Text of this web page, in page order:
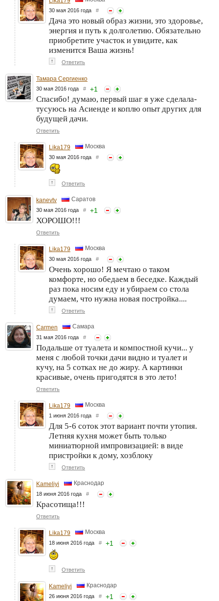
30 мая 2016 года #
Дача это новый образ жизни, это здоровье,
энергия и путь к долголетию. Обязательно
приобретите участок и увидите, как
изменится Ваша жизнь!
↑ Ответить
Тамара Сергиенко
30 мая 2016 года # +1
Спасибо! думаю, первый шаг я уже сделала-
тусуюсь на Асиенде и коплю опыт других для
будущей дачи.
Ответить
Lika179 Москва
30 мая 2016 года #
↑ Ответить
kanevtv Саратов
30 мая 2016 года # +1
ХОРОШО!!!
Ответить
Lika179 Москва
30 мая 2016 года #
Очень хорошо! Я мечтаю о таком
комфорте, но обедаем в беседке. Каждый
раз пока носим еду и убираем со стола
думаем, что нужна новая постройка....
↑ Ответить
Carmen Самара
31 мая 2016 года #
Подальше от туалета и компостной кучи... у
меня с любой точки дачи видно и туалет и
кучу, на 5 сотках не до жиру. А картинки
красивые, очень пригодятся в это лето!
Ответить
Lika179 Москва
1 июня 2016 года #
Для 5-6 соток этот вариант почти утопия.
Летняя кухня может быть только
миниатюрной импровизацией: в виде
пристройки к дому, хозблоку
↑ Ответить
Kameliyi Краснодар
18 июня 2016 года #
Красотища!!!
Ответить
Lika179 Москва
18 июня 2016 года # +1
↑ Ответить
Kameliyi Краснодар
26 июня 2016 года # +1